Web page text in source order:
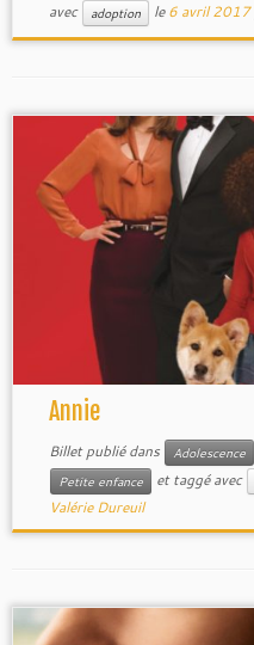
avec
adoption le6 avril 2017
Annie
Billet publié dans Adolescence
Petite enfance
et taggé avec
Valérie Dureuil